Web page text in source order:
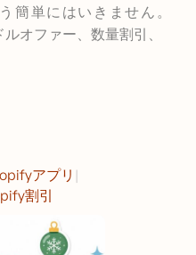
簡単にはいきません。
オファー、数量割引、
アプリ |
割引